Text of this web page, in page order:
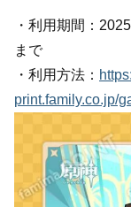
・利用期間：
まで
・利用方法：
print.family.co.jp/